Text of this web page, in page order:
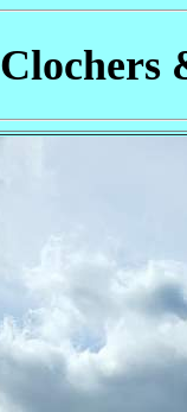
Clochers